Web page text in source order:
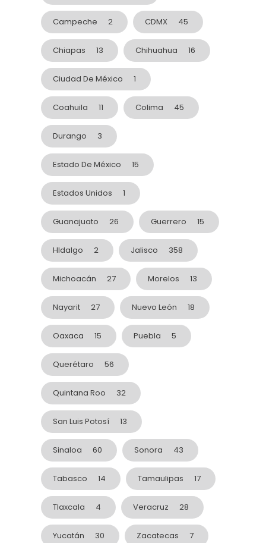
Campeche 2 CDMX 45
Chiapas 13 Chihuahua 16
Ciudad De México 1
Coahuila 11 Colima 45
Durango 3
Estado De México 15
Estados Unidos 1
Guanajuato 26 Guerrero 15
HIdalgo 2 Jalisco 358
Michoacán 27 Morelos 13
Nayarit 27 Nuevo León 18
Oaxaca 15 Puebla 5
Querétaro 56
Quintana Roo 32
San Luis Potosí 13
Sinaloa 60 Sonora 43
Tabasco 14 Tamaulipas 17
Tlaxcala 4 Veracruz 28
Yucatán 30 Zacatecas 7